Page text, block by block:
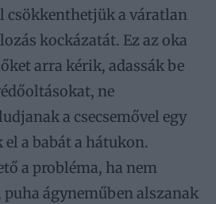
csökkenthetjük a váratlan
kockázatát. Ez az oka
arra kérik, adassák be
ne
a csecsemővel egy
el a babát a hátukon.
a probléma, ha nem
ágyneműben alszanak